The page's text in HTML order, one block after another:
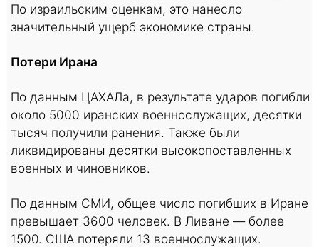
По израильским оценкам, это нанесло
значительный ущерб экономике страны.
Потери Ирана
По данным ЦАХАЛа, в результате ударов погибли
около 5000 иранских военнослужащих, десятки
тысяч получили ранения. Также были
ликвидированы десятки высокопоставленных
военных и чиновников.
По данным СМИ, общее число погибших в Иране
превышает 3600 человек. В Ливане — более
1500. США потеряли 13 военнослужащих.